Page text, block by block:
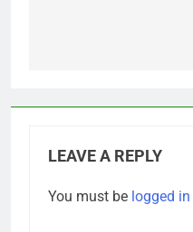
LEAVE A REPLY
You must be logged in